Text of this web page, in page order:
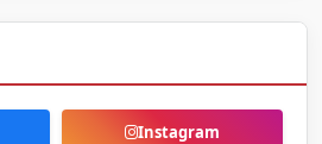
Instagram